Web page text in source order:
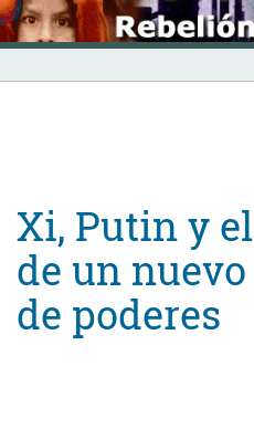
Skip
to
content
INICIO
Xi, Putin y
de un
de poderes